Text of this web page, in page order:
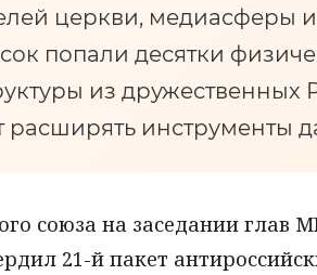
церкви, медиасферы
попали десятки
из дружественных
расширять инструменты
союза на заседании глав
21-й пакет